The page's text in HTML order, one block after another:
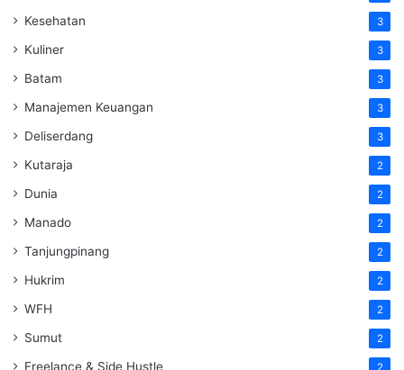
Kesehatan 3
Kuliner 3
Batam 3
Manajemen Keuangan 3
Deliserdang 3
Kutaraja 2
Dunia 2
Manado 2
Tanjungpinang 2
Hukrim 2
WFH 2
Sumut 2
Freelance & Side Hustle 2